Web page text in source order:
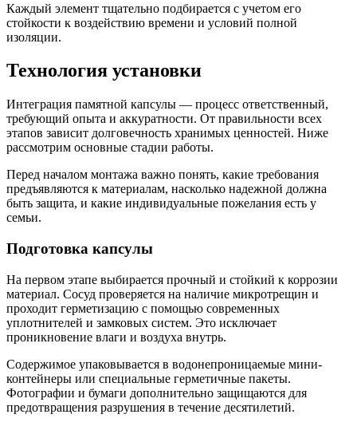
Каждый элемент тщательно подбирается с учетом его
стойкости к воздействию времени и условий полной
изоляции.
Технология установки
Интеграция памятной капсулы — процесс ответственный,
требующий опыта и аккуратности. От правильности всех
этапов зависит долговечность хранимых ценностей. Ниже
рассмотрим основные стадии работы.
Перед началом монтажа важно понять, какие требования
предъявляются к материалам, насколько надежной должна
быть защита, и какие индивидуальные пожелания есть у
семьи.
Подготовка капсулы
На первом этапе выбирается прочный и стойкий к коррозии
материал. Сосуд проверяется на наличие микротрещин и
проходит герметизацию с помощью современных
уплотнителей и замковых систем. Это исключает
проникновение влаги и воздуха внутрь.
Содержимое упаковывается в водонепроницаемые мини-
контейнеры или специальные герметичные пакеты.
Фотографии и бумаги дополнительно защищаются для
предотвращения разрушения в течение десятилетий.